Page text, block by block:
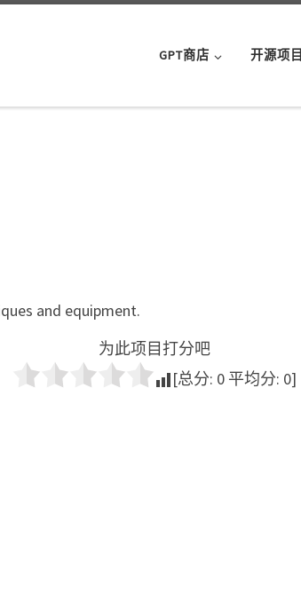
GPT商店 开源项目
and equipment.
为此项目打分吧
[总分: 0 平均分: 0]